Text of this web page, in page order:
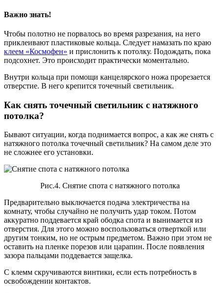
Важно знать!
Чтобы полотно не порвалось во время разрезания, на него
приклеивают пластиковые кольца. Следует намазать по краю
клеем «Космофен» и прислонить к потолку. Подождать, пока
подсохнет. Это происходит практически моментально.
Внутри кольца при помощи канцелярского ножа прорезается
отверстие. В него крепится точечный светильник.
Как снять точечный светильник с натяжного
потолка?
Бывают ситуации, когда поднимается вопрос, а как же снять с
натяжного потолка точечный светильник? На самом деле это
не сложнее его установки.
Рис.4. Снятие спота с натяжного потолка
Предварительно выключается подача электричества на
комнату, чтобы случайно не получить удар током. Потом
аккуратно поддевается край ободка спота и вынимается из
отверстия. Для этого можно воспользоваться отверткой или
другим тонким, но не острым предметом. Важно при этом не
оставить на пленке порезов или царапин. После появления
зазора пальцами поддевается защелка.
С клемм скручиваются винтики, если есть потребность в
освобождении контактов.